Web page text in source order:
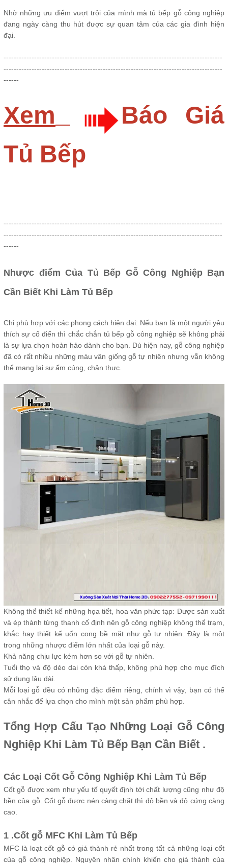
Nhờ những ưu điểm vượt trội của mình mà tủ bếp gỗ công nghiệp
đang ngày càng thu hút được sự quan tâm của các gia đình hiện
đại.
--------------------------------------------------------------------------------------
--------------------------------------------------------------------------------------
------
Xem
Báo Giá
Tủ Bếp
--------------------------------------------------------------------------------------
--------------------------------------------------------------------------------------
------
Nhược điểm Của Tủ Bếp Gỗ Công Nghiệp Bạn
Cần Biết Khi Làm Tủ Bếp
Chỉ phù hợp với các phong cách hiện đại: Nếu bạn là một người yêu
thích sự cổ điển thì chắc chắn tủ bếp gỗ công nghiệp sẽ không phải
là sự lựa chọn hoàn hảo dành cho bạn. Dù hiện nay, gỗ công nghiệp
đã có rất nhiều những màu vân giống gỗ tự nhiên nhưng vẫn không
thể mang lại sự ấm cúng, chân thực.
Không thể thiết kế những họa tiết, hoa văn phức tạp: Được sản xuất
và ép thành từng thanh cố định nên gỗ công nghiệp không thể trạm,
khắc hay thiết kế uốn cong bề mặt như gỗ tự nhiên. Đây là một
trong những nhược điểm lớn nhất của loại gỗ này.
Khả năng chịu lực kém hơn so với gỗ tự nhiên.
Tuổi thọ và độ dẻo dai còn khá thấp, không phù hợp cho mục đích
sử dụng lâu dài.
Mỗi loại gỗ đều có những đặc điểm riêng, chính vì vậy, bạn có thể
cân nhắc để lựa chọn cho mình một sản phẩm phù hợp.
Tổng Hợp Cấu Tạo Những Loại Gỗ Công
Nghiệp Khi Làm Tủ Bếp Bạn Cần Biết .
Các Loại Cốt Gỗ Công Nghiệp Khi Làm Tủ Bếp
Cốt gỗ được xem như yếu tố quyết định tới chất lượng cũng như độ
bền của gỗ. Cốt gỗ được nén càng chặt thì độ bền và độ cứng càng
cao.
1 .Cốt gỗ MFC Khi Làm Tủ Bếp
MFC là loạt cốt gỗ có giá thành rẻ nhất trong tất cả những loại cốt
của gỗ công nghiệp. Nguyên nhân chính khiến cho giá thành của